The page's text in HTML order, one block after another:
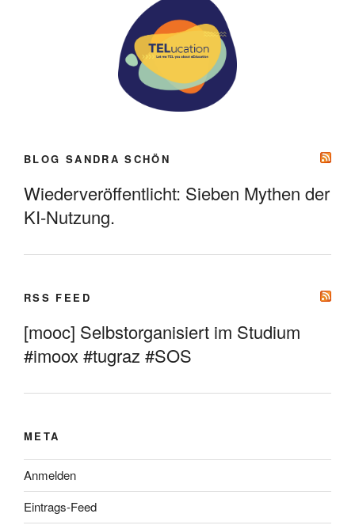
BLOG SANDRA SCHÖN
Wiederveröffentlicht: Sieben Mythen der
KI-Nutzung.
RSS FEED
[mooc] Selbstorganisiert im Studium
#imoox #tugraz #SOS
META
Anmelden
Eintrags-Feed